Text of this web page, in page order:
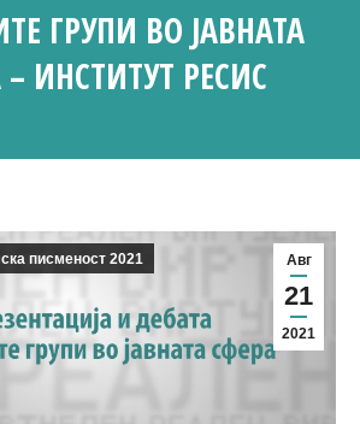
ГРУПИ ВО ЈАВНАТА
ИНСТИТУТ РЕСИС
Авг
21
2021
писменост 2021